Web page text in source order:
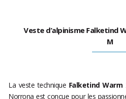
Veste d’alpinisme Falketind
M
La veste technique Falketind Warm
Norrona est conçue pour les